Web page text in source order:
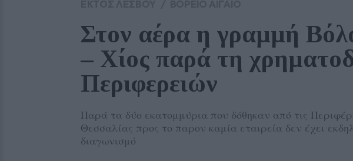
Στον αέρα η γραμμή
– Χίος παρά τη
Περιφερειών
Παρά τα δύο εκατομμύρια που δόθηκαν από τις
Θεσσαλίας προς το παρον καμία εταιρεία δεν έχει
διαγωνισμό